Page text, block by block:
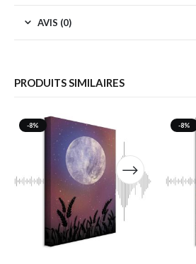
AVIS (0)
PRODUITS SIMILAIRES
-8% -8%